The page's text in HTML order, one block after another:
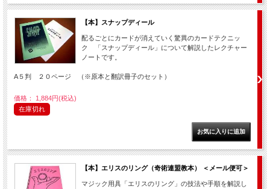
【本】スナップディール
配るごとにカードが消えていく驚異のカードテクニッ
ク 「スナップディール」について解説したレクチャー
ノートです。
A５判 ２０ページ （※原本と翻訳冊子のセット）
価格： 1,884円(税込)
在庫切れ
【本】エリスのリング（奇術連盟教本） ＜メール便可＞
マジック用具「エリスのリング」の技法や手順を解説し